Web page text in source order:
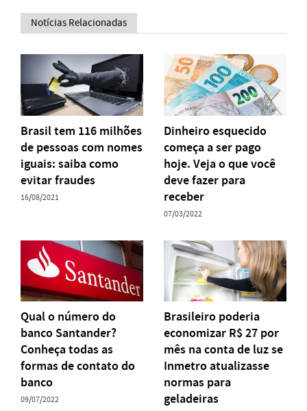
Notícias Relacionadas
Brasil tem 116 milhões
de pessoas com nomes
iguais: saiba como
evitar fraudes
16/08/2021
Dinheiro esquecido
começa a ser pago
hoje. Veja o que você
deve fazer para
receber
07/03/2022
Qual o número do
banco Santander?
Conheça todas as
formas de contato do
banco
09/07/2022
Brasileiro poderia
economizar R$ 27 por
mês na conta de luz se
Inmetro atualizasse
normas para
geladeiras